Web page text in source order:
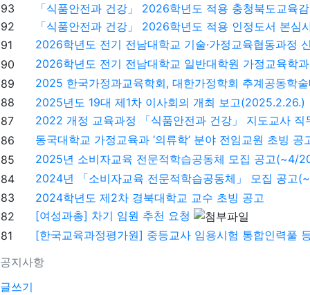
공지사항
93
「식품안전과 건강」 2026학년도 적용 충청북도교육
92
「식품안전과 건강」 2026학년도 적용 인정도서 본심
91
2026학년도 전기 전남대학교 기술·가정교육협동과정
90
2026학년도 전기 전남대학교 일반대학원 가정교육학
89
2025 한국가정과교육학회, 대한가정학회 추계공동학
88
2025년도 19대 제1차 이사회의 개최 보고(2025.2.26.)
87
2022 개정 교육과정 「식품안전과 건강」 지도교사 직
86
동국대학교 가정교육과 ‘의류학’ 분야 전임교원 초빙 공
85
2025년 소비자교육 전문적학습공동체 모집 공고(~4/
84
2024년 「소비자교육 전문적학습공동체」 모집 공고
83
2024학년도 제2차 경북대학교 교수 초빙 공고
82
[여성과총] 차기 임원 추천 요청
81
[한국교육과정평가원] 중등교사 임용시험 통합인력풀
글쓰기